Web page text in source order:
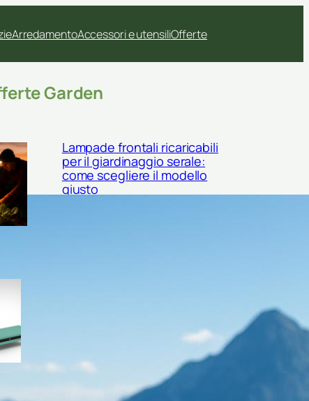
ArredamentoAccessori e utensiliOfferte
Garden
Lampade frontali ricaricabili
per il giardinaggio serale:
come scegliere il modello
giusto
giardinaggio di fine estate